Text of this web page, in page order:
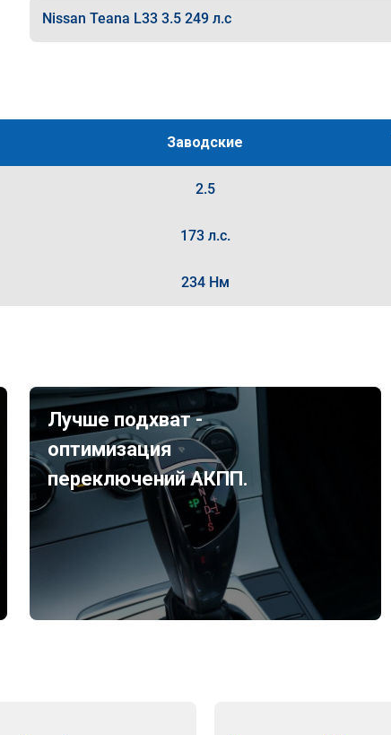
Nissan Teana L33 3.5 249 л.с
Заводские
2.5
173 л.с.
234 Нм
Лучше подхват -
оптимизация
переключений АКПП.